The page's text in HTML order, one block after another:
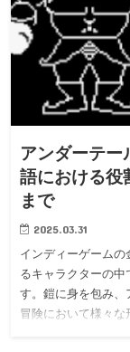
アンダーテー
語における役
まで
2025.03.31
インディーゲーム
るキャラクターの
す。鎧に身を包み、
冒険において様々